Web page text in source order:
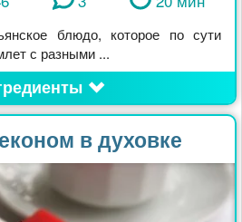
блюдо, которое по сути
с разными ...
в духовке